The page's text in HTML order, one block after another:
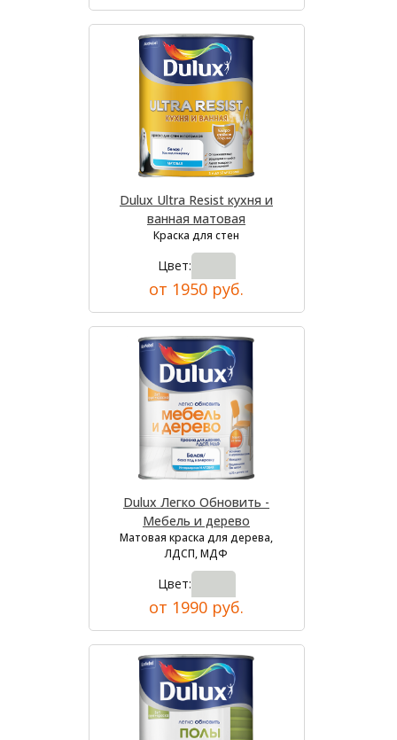
Dulux Ultra Resist кухня и
ванная матовая
Краска для стен
Цвет:
от 1950 руб.
Dulux Легко Обновить -
Мебель и дерево
Матовая краска для дерева,
ЛДСП, МДФ
Цвет:
от 1990 руб.